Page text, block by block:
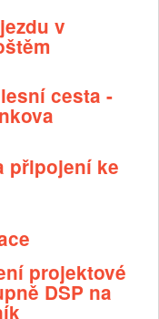
v
cesta -
připojení ke
projektové
DSP na